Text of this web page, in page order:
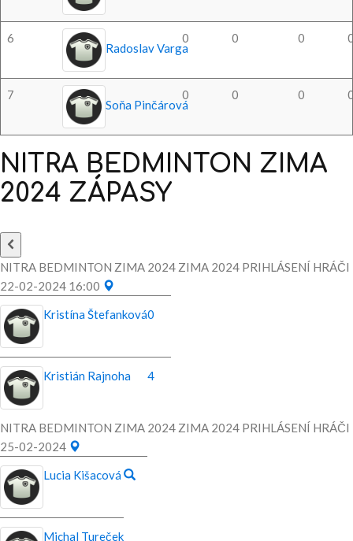
6
Radoslav Varga
0 0 0
7
Soňa Pinčárová
0 0 0
NITRA BEDMINTON ZIMA
2024 ZÁPASY
NITRA BEDMINTON ZIMA 2024 ZIMA 2024 PRIHLÁSENÍ HRÁČI
22-02-2024 16:00
Kristína Štefanková0
Kristián Rajnoha 4
NITRA BEDMINTON ZIMA 2024 ZIMA 2024 PRIHLÁSENÍ HRÁČI
25-02-2024
Lucia Kišacová
Michal Tureček